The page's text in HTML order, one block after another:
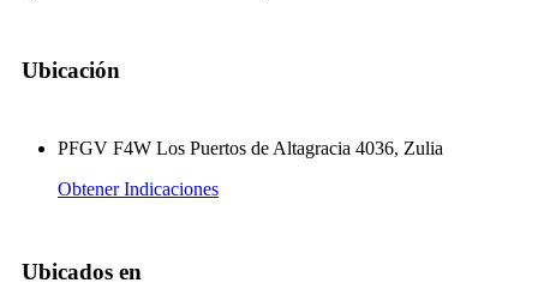
Ubicación
PFGV F4W Los Puertos de Altagracia 4036, Zulia
Obtener Indicaciones
Ubicados en